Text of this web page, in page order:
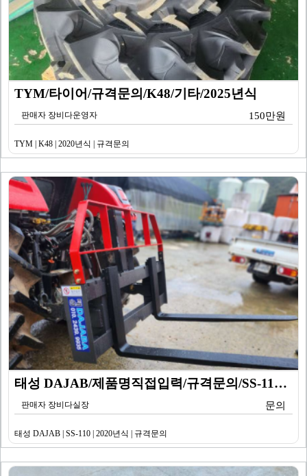
TYM/타이어/규격문의/K48/기타/2025년식
판매자 장비다운영자 150만원
TYM | K48 | 2020년식 | 규격문의
태성 DAJAB/제품명직접입력/규격문의/SS-110/기…
판매자 장비다실장 문의
태성 DAJAB | SS-110 | 2020년식 | 규격문의